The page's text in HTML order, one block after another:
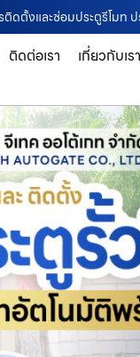
ติดตั้งและซ่อมประตูรีโมท
ติดต่อเรา
เกี่ยวกับเรา